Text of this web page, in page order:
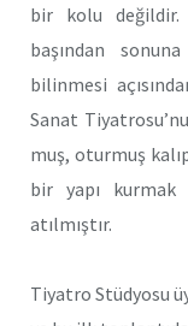
bir kolu değildir.
başından
bilinmesi
Sanat
muş, oturmuş
bir yapı
atılmıştır.
Tiyatro Stüdyosu